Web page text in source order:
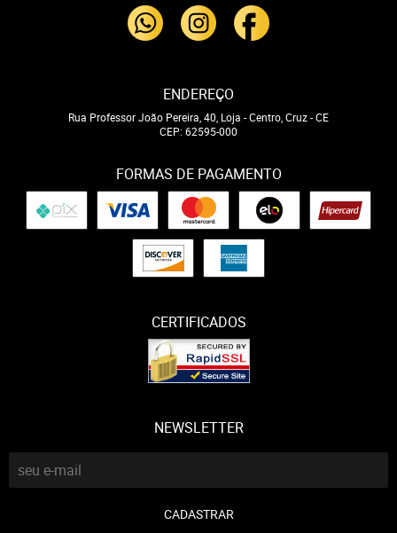
ENDEREÇO
Rua Professor João Pereira, 40, Loja -Centro, Cruz-CE
CEP: 62595-000
FORMAS DE PAGAMENTO
CERTIFICADOS
NEWSLETTER
CADASTRAR